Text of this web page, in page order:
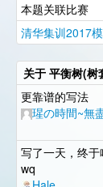
本题关联比赛
清华集训2017
关于 平衡树(树
更靠谱的写法
瑆の時間~無
写了一天，终
wq